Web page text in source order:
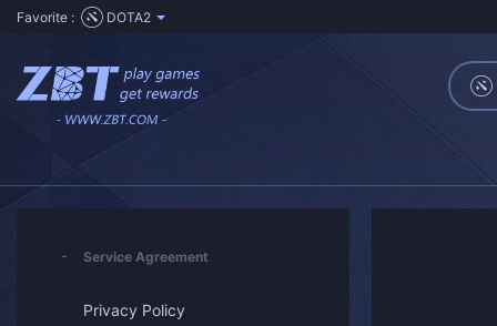
Favorite : DOTA2
Service Agreement
Privacy Policy